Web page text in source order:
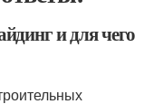
и для чего